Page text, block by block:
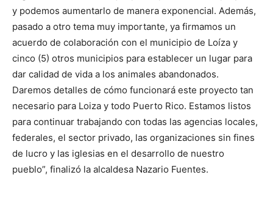
y podemos aumentarlo de manera exponencial. Además,
pasado a otro tema muy importante, ya firmamos un
acuerdo de colaboración con el municipio de Loíza y
cinco (5) otros municipios para establecer un lugar para
dar calidad de vida a los animales abandonados.
Daremos detalles de cómo funcionará este proyecto tan
necesario para Loiza y todo Puerto Rico. Estamos listos
para continuar trabajando con todas las agencias locales,
federales, el sector privado, las organizaciones sin fines
de lucro y las iglesias en el desarrollo de nuestro
pueblo”, finalizó la alcaldesa Nazario Fuentes.